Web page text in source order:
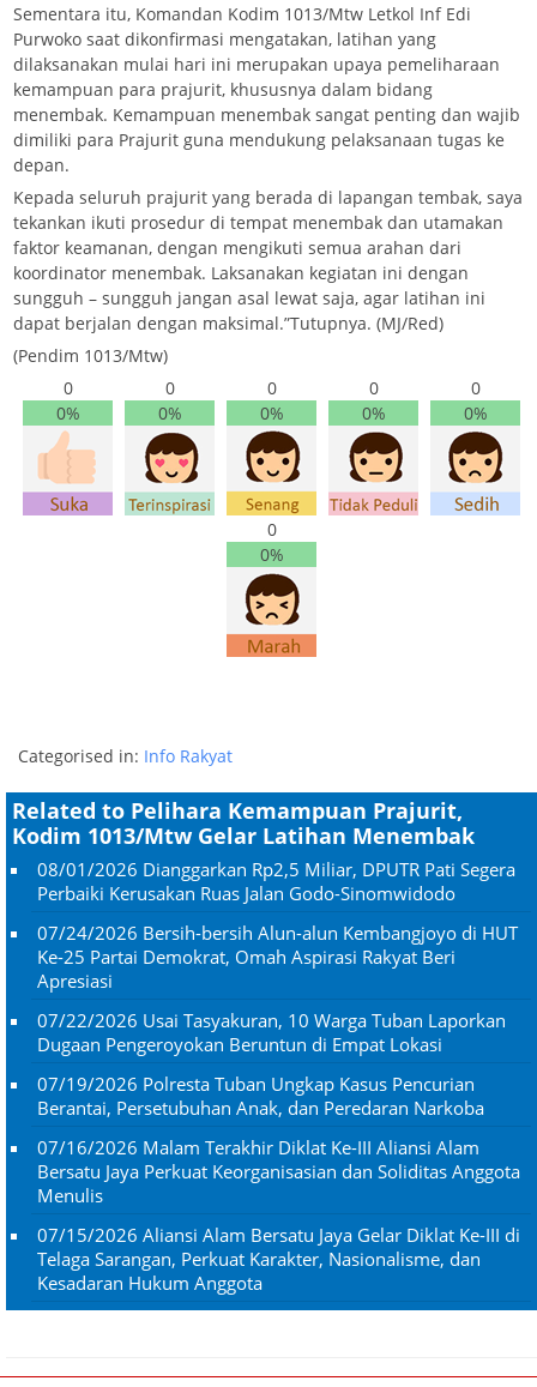
Sementara itu, Komandan Kodim 1013/Mtw Letkol Inf Edi
Purwoko saat dikonfirmasi mengatakan, latihan yang
dilaksanakan mulai hari ini merupakan upaya pemeliharaan
kemampuan para prajurit, khususnya dalam bidang
menembak. Kemampuan menembak sangat penting dan wajib
dimiliki para Prajurit guna mendukung pelaksanaan tugas ke
depan.
Kepada seluruh prajurit yang berada di lapangan tembak, saya
tekankan ikuti prosedur di tempat menembak dan utamakan
faktor keamanan, dengan mengikuti semua arahan dari
koordinator menembak. Laksanakan kegiatan ini dengan
sungguh – sungguh jangan asal lewat saja, agar latihan ini
dapat berjalan dengan maksimal.”Tutupnya. (MJ/Red)
(Pendim 1013/Mtw)
0
0%
0
0%
0
0%
0
0%
0
0%
0
0%
Categorised in: Info Rakyat
Related to Pelihara Kemampuan Prajurit,
Kodim 1013/Mtw Gelar Latihan Menembak
08/01/2026 Dianggarkan Rp2,5 Miliar, DPUTR Pati Segera
Perbaiki Kerusakan Ruas Jalan Godo-Sinomwidodo
07/24/2026 Bersih-bersih Alun-alun Kembangjoyo di HUT
Ke-25 Partai Demokrat, Omah Aspirasi Rakyat Beri
Apresiasi
07/22/2026 Usai Tasyakuran, 10 Warga Tuban Laporkan
Dugaan Pengeroyokan Beruntun di Empat Lokasi
07/19/2026 Polresta Tuban Ungkap Kasus Pencurian
Berantai, Persetubuhan Anak, dan Peredaran Narkoba
07/16/2026 Malam Terakhir Diklat Ke-III Aliansi Alam
Bersatu Jaya Perkuat Keorganisasian dan Soliditas Anggota
Menulis
07/15/2026 Aliansi Alam Bersatu Jaya Gelar Diklat Ke-III di
Telaga Sarangan, Perkuat Karakter, Nasionalisme, dan
Kesadaran Hukum Anggota